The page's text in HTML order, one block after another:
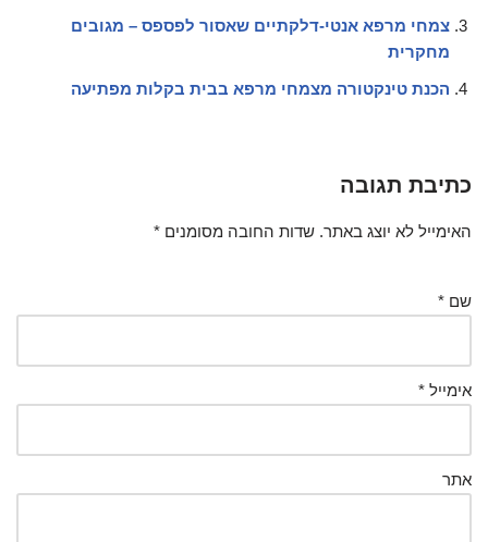
צמחי מרפא אנטי-דלקתיים שאסור לפספס – מגובים
מחקרית
הכנת טינקטורה מצמחי מרפא בבית בקלות מפתיעה
כתיבת תגובה
האימייל לא יוצג באתר. שדות החובה מסומנים *
שם *
אימייל *
אתר